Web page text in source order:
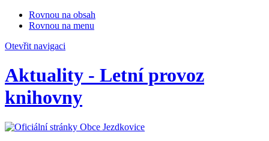
Rovnou na obsah
Rovnou na menu
Otevřit navigaci
Aktuality - Letní provoz
knihovny